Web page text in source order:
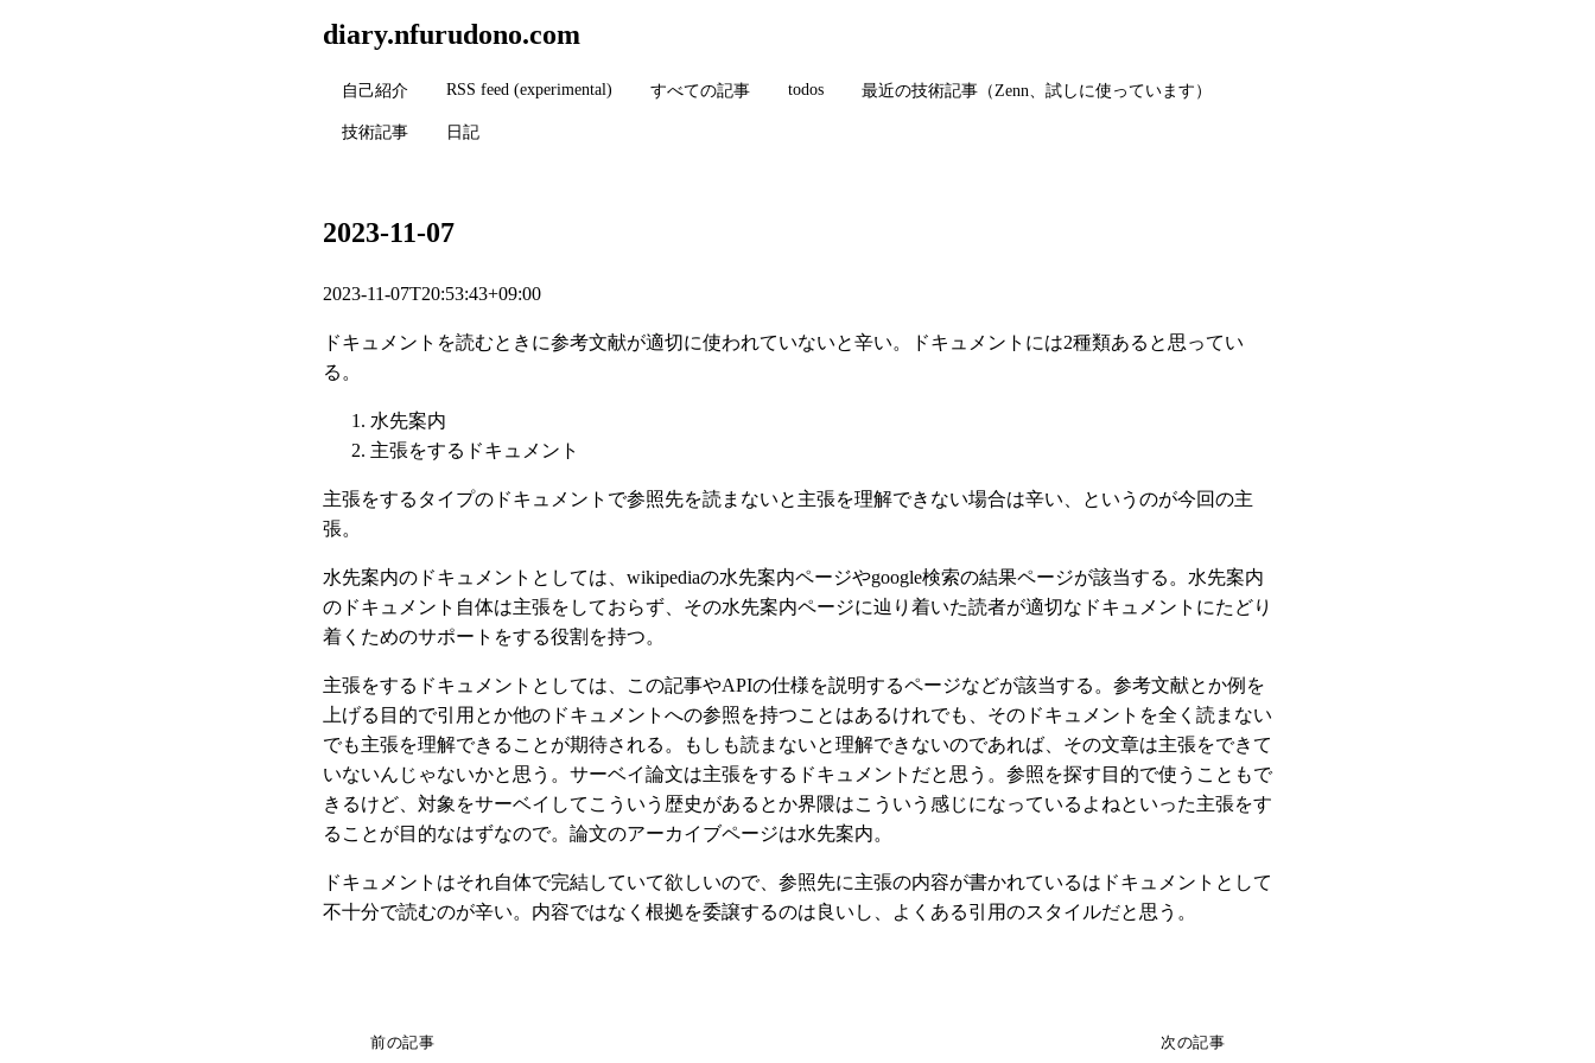
diary.nfurudono.com
自己紹介 RSS feed (experimental) すべての記事 todos 最近の技術記事（Zenn、試しに使っています）
技術記事 日記
2023-11-07
2023-11-07T20:53:43+09:00
ドキュメントを読むときに参考文献が適切に使われていないと辛い。ドキュメントには2種類あると思ってい
る。
水先案内
主張をするドキュメント
主張をするタイプのドキュメントで参照先を読まないと主張を理解できない場合は辛い、というのが今回の主
張。
水先案内のドキュメントとしては、wikipediaの水先案内ページやgoogle検索の結果ページが該当する。水先案内
のドキュメント自体は主張をしておらず、その水先案内ページに辿り着いた読者が適切なドキュメントにたどり
着くためのサポートをする役割を持つ。
主張をするドキュメントとしては、この記事やAPIの仕様を説明するページなどが該当する。参考文献とか例を
上げる目的で引用とか他のドキュメントへの参照を持つことはあるけれでも、そのドキュメントを全く読まない
でも主張を理解できることが期待される。もしも読まないと理解できないのであれば、その文章は主張をできて
いないんじゃないかと思う。サーベイ論文は主張をするドキュメントだと思う。参照を探す目的で使うこともで
きるけど、対象をサーベイしてこういう歴史があるとか界隈はこういう感じになっているよねといった主張をす
ることが目的なはずなので。論文のアーカイブページは水先案内。
ドキュメントはそれ自体で完結していて欲しいので、参照先に主張の内容が書かれているはドキュメントとして
不十分で読むのが辛い。内容ではなく根拠を委譲するのは良いし、よくある引用のスタイルだと思う。
前の記事 次の記事